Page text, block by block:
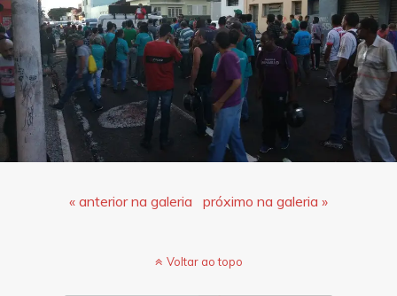
« anterior na galeria próximo na galeria »
Voltar ao topo